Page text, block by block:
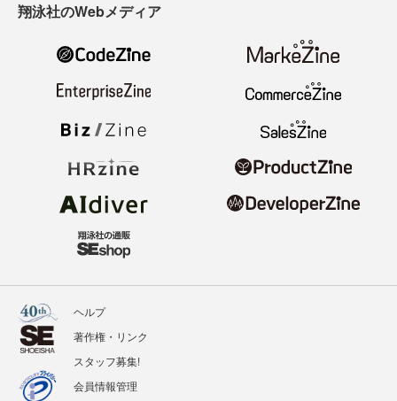
翔泳社のWebメディア
ヘルプ
著作権・リンク
スタッフ募集!
会員情報管理